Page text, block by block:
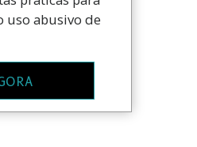
uso abusivo de